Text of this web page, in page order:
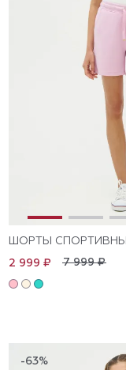
ШОРТЫ
7 999 ₽
2 999 ₽
-63%